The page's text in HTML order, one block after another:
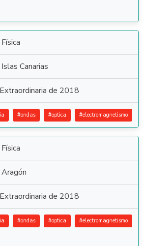
Física
Islas Canarias
Extraordinaria de 2018
#ondas #optica #electromagnetismo
Física
Aragón
Extraordinaria de 2018
#ondas #optica #electromagnetismo